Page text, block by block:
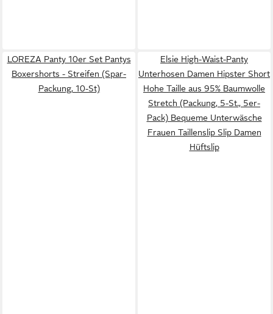
LOREZA Panty 10er Set Pantys
Boxershorts - Streifen (Spar-
Packung, 10-St)
Elsie High-Waist-Panty
Unterhosen Damen Hipster Short
Hohe Taille aus 95% Baumwolle
Stretch (Packung, 5-St., 5er-
Pack) Bequeme Unterwäsche
Frauen Taillenslip Slip Damen
Hüftslip